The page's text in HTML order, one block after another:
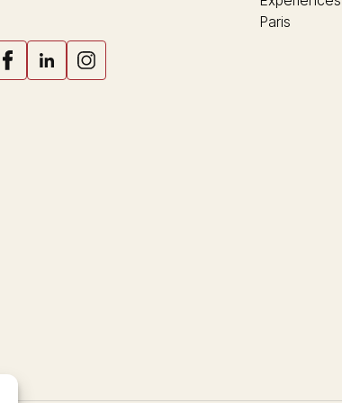
Paris